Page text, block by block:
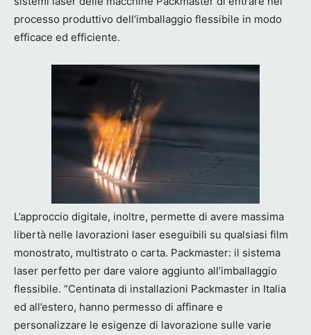
processo produttivo dell’imballaggio flessibile in modo
efficace ed efficiente.
L’approccio digitale, inoltre, permette di avere massima
libertà nelle lavorazioni laser eseguibili su qualsiasi film
monostrato, multistrato o carta. Packmaster: il sistema
laser perfetto per dare valore aggiunto all’imballaggio
flessibile. “Centinata di installazioni Packmaster in Italia
ed all’estero, hanno permesso di affinare e
personalizzare le esigenze di lavorazione sulle varie